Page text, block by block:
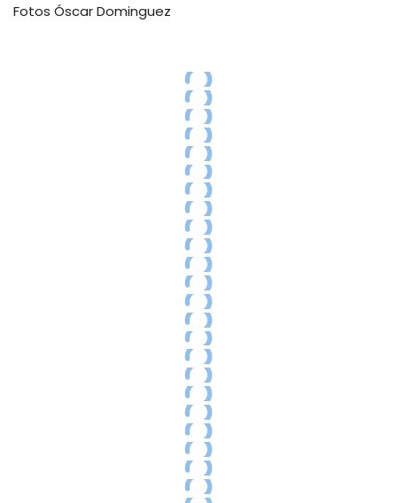
Fotos Óscar Dominguez